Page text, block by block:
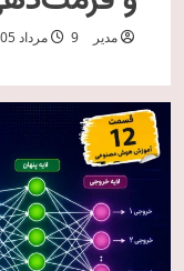
مدیر 9 مرداد 1405